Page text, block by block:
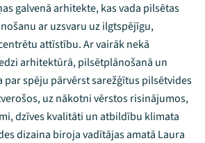
galvenā arhitekte, kas vada pilsētas
ar uzsvaru uz ilgtspējīgu,
attīstību. Ar vairāk nekā
arhitektūrā, pilsētplānošanā un
spēju pārvērst sarežģītus pilsētvides
uz nākotni vērstos risinājumos,
dzīves kvalitāti un atbildību klimata
dizaina biroja vadītājas amatā Laura